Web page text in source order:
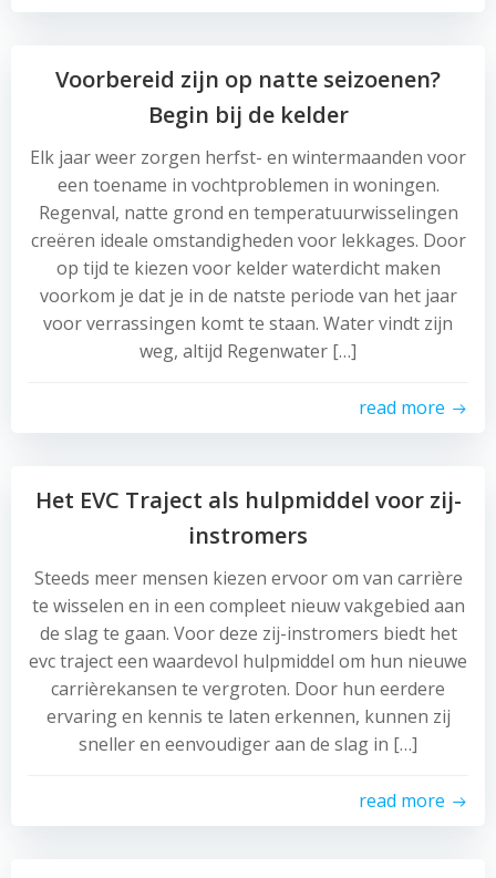
Voorbereid zijn op natte seizoenen?
Begin bij de kelder
Elk jaar weer zorgen herfst- en wintermaanden voor
een toename in vochtproblemen in woningen.
Regenval, natte grond en temperatuurwisselingen
creëren ideale omstandigheden voor lekkages. Door
op tijd te kiezen voor kelder waterdicht maken
voorkom je dat je in de natste periode van het jaar
voor verrassingen komt te staan. Water vindt zijn
weg, altijd Regenwater […]
read more
Het EVC Traject als hulpmiddel voor zij-
instromers
Steeds meer mensen kiezen ervoor om van carrière
te wisselen en in een compleet nieuw vakgebied aan
de slag te gaan. Voor deze zij-instromers biedt het
evc traject een waardevol hulpmiddel om hun nieuwe
carrièrekansen te vergroten. Door hun eerdere
ervaring en kennis te laten erkennen, kunnen zij
sneller en eenvoudiger aan de slag in […]
read more